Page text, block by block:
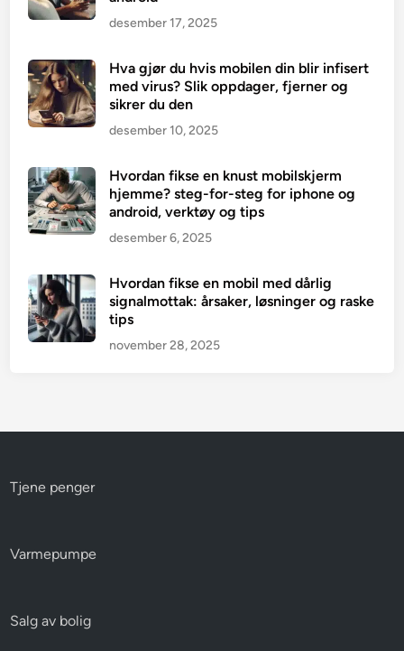
desember 17, 2025
Hva gjør du hvis mobilen din blir infisert
med virus? Slik oppdager, fjerner og
sikrer du den
desember 10, 2025
Hvordan fikse en knust mobilskjerm
hjemme? steg-for-steg for iphone og
android, verktøy og tips
desember 6, 2025
Hvordan fikse en mobil med dårlig
signalmottak: årsaker, løsninger og raske
tips
november 28, 2025
Tjene penger
Varmepumpe
Salg av bolig